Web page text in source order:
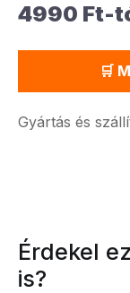
4990 Ft-
🛒
Gyártás és
Érdekel
is?